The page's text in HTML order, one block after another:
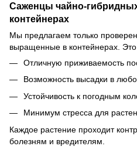
Саженцы чайно-
контейнерах
Мы предлагаем только
выращенные в контейнерах. Это
Отличную приживаемость
Возможность высадки в
Устойчивость к погодным
Минимум стресса для
Каждое растение проходит
болезням и вредителям.